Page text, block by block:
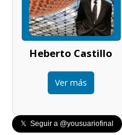
Heberto Castillo
Ver más
𝕏 Seguir a @yousuariofinal